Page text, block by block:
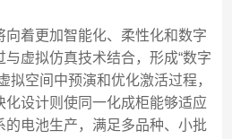
向着更加智能化、柔性化和数字
虚拟仿真技术结合，形成“数字
拟空间中预演和优化激活过程，
化设计则使同一化成柜能够适应
的电池生产，满足多品种、小批